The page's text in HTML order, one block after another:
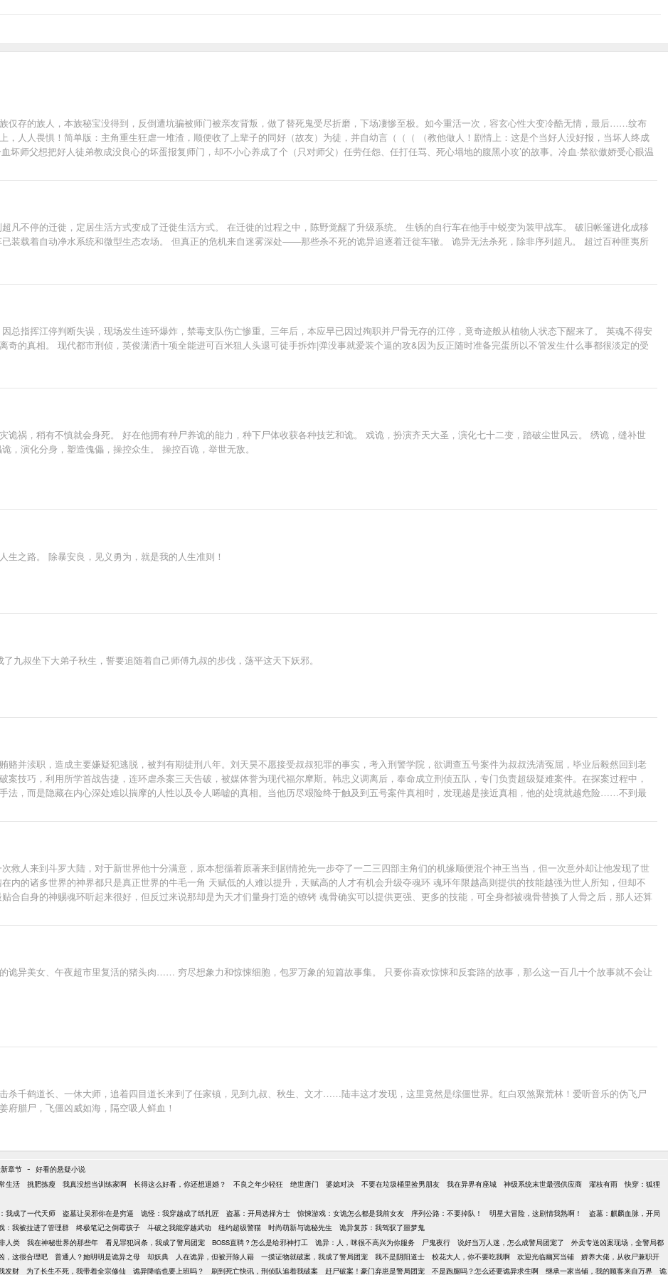
仅存的族人，本族秘宝没得到，反倒遭坑骗被师门被亲友背叛，做了替死鬼受尽折磨，下场凄惨至极。如今重活一次，容玄心性大变冷酷无情，最后……纹布
，人人畏惧！简单版：主角重生狂虐一堆渣，顺便收了上辈子的同好（故友）为徒，并自幼言（（（ （教他做人！剧情上：这是个当好人没好报，当坏人终成
坏师父想把好人徒弟教成没良心的坏蛋报复师门，却不小心养成了个（只对师父）任劳任怨、任打任骂、死心塌地的腹黑小攻’的故事。冷血·禁欲傲娇受心眼温
四入v，当日早上十点三更。周二周三照常下午六点准时更新，不断更哦～本文境界划分：灵者，灵师，灵王，灵皇（渡劫），圣者，圣师，圣王，圣皇，
，只有极小几率踏入转轮境，炼神九转成就圣师位。作者的完结文：↓披着作者壳子的某神穿成文里的贱受主角，步步为营创建地府，覆灭皇朝，收了至尊
文愉快，然后专栏求个收藏→→基友好看的文文链接地址↓本文注：①大阵容长篇，升级流，修仙背景玄幻强强，非凡人流修真，爱挖坑却都会填。②剧情为
关怀，如果大家喜欢请按爪鼓励下我，感激不尽！④完结前，谢绝转载。鞠躬，喜欢本文想转载的大大手下留情咩。
凡不停的迁徙，定居生活方式变成了迁徙生活方式。 在迁徙的过程之中，陈野觉醒了升级系统。 生锈的自行车在他手中蜕变为装甲战车。 破旧帐篷进化成移
装载着自动净水系统和微型生态农场。 但真正的危机来自迷雾深处——那些杀不死的诡异追逐着迁徙车辙。 诡异无法杀死，除非序列超凡。 超过百种匪夷所
总指挥江停判断失误，现场发生连环爆炸，禁毒支队伤亡惨重。三年后，本应早已因过殉职并尸骨无存的江停，竟奇迹般从植物人状态下醒来了。 英魂不得安
奇的真相。 现代都市刑侦，英俊潇洒十项全能进可百米狙人头退可徒手拆炸|弹没事就爱装个逼的攻&因为反正随时准备完蛋所以不管发生什么事都很淡定的受
诡祸，稍有不慎就会身死。 好在他拥有种尸养诡的能力，种下尸体收获各种技艺和诡。 戏诡，扮演齐天大圣，演化七十二变，踏破尘世风云。 绣诡，缝补世
，演化分身，塑造傀儡，操控众生。 操控百诡，举世无敌。
之路。 除暴安良，见义勇为，就是我的人生准则！
九叔坐下大弟子秋生，誓要追随着自己师傅九叔的步伐，荡平这天下妖邪。
赂并渎职，造成主要嫌疑犯逃脱，被判有期徒刑八年。刘天昊不愿接受叔叔犯罪的事实，考入刑警学院，欲调查五号案件为叔叔洗清冤屈，毕业后毅然回到老
案技巧，利用所学首战告捷，连环虐杀案三天告破，被媒体誉为现代福尔摩斯。韩忠义调离后，奉命成立刑侦五队，专门负责超级疑难案件。在探案过程中，
法，而是隐藏在内心深处难以揣摩的人性以及令人唏嘘的真相。当他历尽艰险终于触及到五号案件真相时，发现越是接近真相，他的处境就越危险……不到最
救人来到斗罗大陆，对于新世界他十分满意，原本想循着原著来到剧情抢先一步夺了一二三四部主角们的机缘顺便混个神王当当，但一次意外却让他发现了世
内的诸多世界的神界都只是真正世界的牛毛一角 天赋低的人难以提升，天赋高的人才有机会升级夺魂环 魂环年限越高则提供的技能越强为世人所知，但却不
合自身的神赐魂环听起来很好，但反过来说那却是为天才们量身打造的镣铐 魂骨确实可以提供更强、更多的技能，可全身都被魂骨替换了人骨之后，那人还算
何去何从？ 加群?621704028我们一起聊
诡异美女、午夜超市里复活的猪头肉…… 穷尽想象力和惊悚细胞，包罗万象的短篇故事集。 只要你喜欢惊悚和反套路的故事，那么这一百几十个故事就不会让
杀千鹤道长、一休大师，追着四目道长来到了任家镇，见到九叔、秋生、文才……陆丰这才发现，这里竟然是综僵世界。红白双煞聚荒林！爱听音乐的伪飞尸
府腊尸，飞僵凶威如海，隔空吸人鲜血！
章节 - 好看的悬疑小说
生活 挑肥拣瘦 我真没想当训练家啊 长得这么好看，你还想退婚？ 不良之年少轻狂 绝世唐门 婆媳对决 不要在垃圾桶里捡男朋友 我在异界有座城 神级系统末世最强供应商 濯枝有雨
快穿：狐狸
我成了一代天师 盗墓让吴邪你在是穷逼 诡怪：我穿越成了纸扎匠 盗墓：开局选择方士 惊悚游戏：女诡怎么都是我前女友 序列公路：不要掉队！ 明星大冒险，这剧情我熟啊！
盗墓：麒麟血脉，开局
：我被拉进了管理群 终极笔记之倒霉孩子 斗破之我能穿越武动 纽约超级警猫 时尚萌新与诡秘先生 诡异复苏：我驾驭了噩梦鬼
人类 我在神秘世界的那些年 看见罪犯词条，我成了警局团宠 BOSS直聘？怎么是给邪神打工 诡异：人，咪很不高兴为你服务 尸鬼夜行 说好当万人迷，怎么成警局团宠了
外卖专送凶案现场，全警局都
，这很合理吧 普通人？她明明是诡异之母 却妖典 人在诡异，但被开除人籍 一摸证物就破案，我成了警局团宠 我不是阴阳道士 校花大人，你不要吃我啊 欢迎光临幽冥当铺
娇养大佬，从收尸兼职开
发财 为了长生不死，我带着全宗修仙 诡异降临也要上班吗？ 刷到死亡快讯，刑侦队追着我破案 赶尸破案！豪门弃崽是警局团宠 不是跑腿吗？怎么还要诡异求生啊 继承一家当铺，我的顾客来自万界 诡